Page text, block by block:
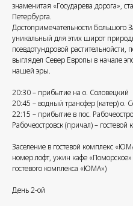
знаменитая «Государева дорога»,
Петербурга.
Достопримечательности Большого
уникальный для этих широт
псевдотундровой
выглядел Север Европы в начале
нашей эры.
20:30 – прибытие на о. Соловецкий
20:45 – водный трансфер (катер) о.
22:15 – прибытие в пос.
Рабочеостровск (причал) –
Заселение в гостевой комплекс
номер лофт, ужин кафе «Поморское»
гостевого комплекса «ЮМА»)
День 2-ой